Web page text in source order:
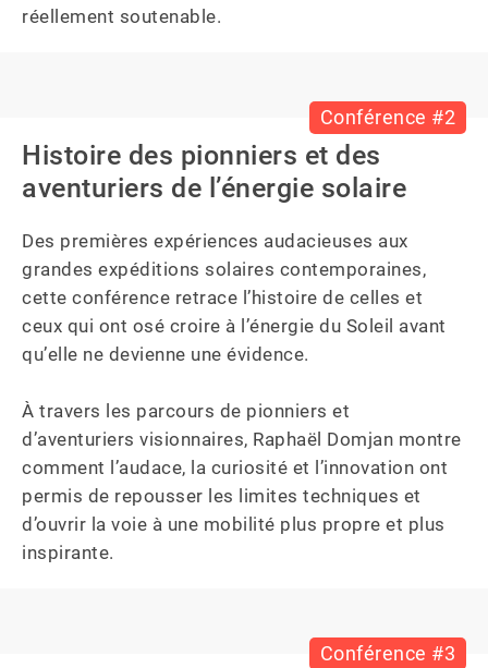
réellement soutenable.
Conférence #2
Histoire des pionniers et des
aventuriers de l’énergie solaire
Des premières expériences audacieuses aux
grandes expéditions solaires contemporaines,
cette conférence retrace l’histoire de celles et
ceux qui ont osé croire à l’énergie du Soleil avant
qu’elle ne devienne une évidence.
À travers les parcours de pionniers et
d’aventuriers visionnaires, Raphaël Domjan montre
comment l’audace, la curiosité et l’innovation ont
permis de repousser les limites techniques et
d’ouvrir la voie à une mobilité plus propre et plus
inspirante.
Conférence #3